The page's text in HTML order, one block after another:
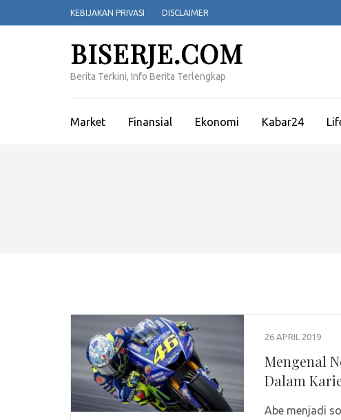
ke
KEBIJAKAN PRIVASI DISCLAIMER
BISERJE.COM
Berita Terkini, Info Berita Terlengkap
Market Finansial Ekonomi Kabar24
26 APRIL 2019
Mengenal
Dalam
Abe menjadi